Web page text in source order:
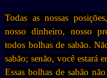
Todas as nossas
nosso dinheiro, nosso
todos bolhas de sabão.
sabão; senão, você estará
Essas bolhas de sabão